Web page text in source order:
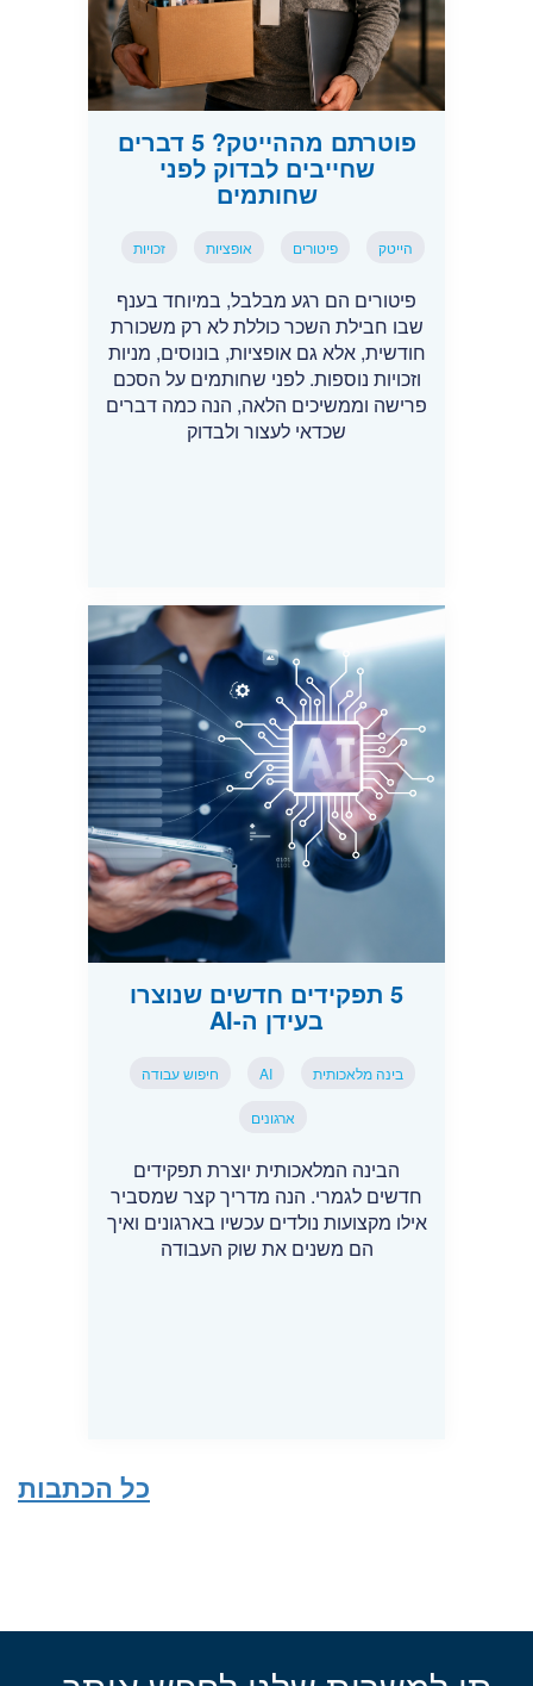
פוטרתם מההייטק? 5 דברים
שחייבים לבדוק לפני
שחותמים
הייטק פיטורים אופציות זכויות
פיטורים הם רגע מבלבל, במיוחד בענף
שבו חבילת השכר כוללת לא רק משכורת
חודשית, אלא גם אופציות, בונוסים, מניות
וזכויות נוספות. לפני שחותמים על הסכם
פרישה וממשיכים הלאה, הנה כמה דברים
שכדאי לעצור ולבדוק
5 תפקידים חדשים שנוצרו
בעידן ה-AI
בינה מלאכותית AI חיפוש עבודה
ארגונים
הבינה המלאכותית יוצרת תפקידים
חדשים לגמרי. הנה מדריך קצר שמסביר
אילו מקצועות נולדים עכשיו בארגונים ואיך
הם משנים את שוק העבודה
כל הכתבות